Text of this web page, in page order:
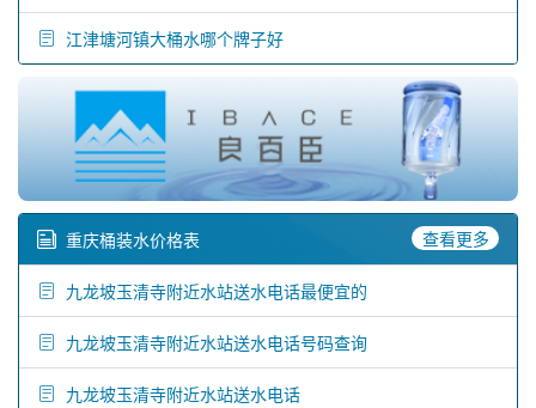
江津塘河镇大桶水哪个牌子好
重庆桶装水价格表 查看更多
九龙坡玉清寺附近水站送水电话最便宜的
九龙坡玉清寺附近水站送水电话号码查询
九龙坡玉清寺附近水站送水电话